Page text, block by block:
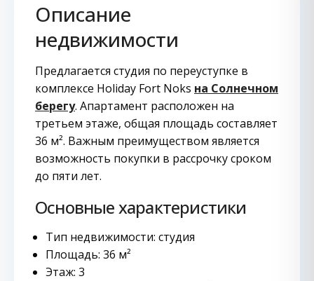
Описание
недвижимости
Предлагается студия по переуступке в
комплексе Holiday Fort Noks на Солнечном
берегу. Апартамент расположен на
третьем этаже, общая площадь составляет
36 м². Важным преимуществом является
возможность покупки в рассрочку сроком
до пяти лет.
Основные характеристики
Тип недвижимости: студия
Площадь: 36 м²
Этаж: 3